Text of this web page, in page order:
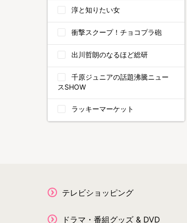
淳と知りたい女
衝撃スクープ！チョコプラ砲
出川哲朗のなるほど総研
千原ジュニアの話題沸騰ニュー
スSHOW
ラッキーマーケット
テレビショッピング
ドラマ・番組グッズ & DVD